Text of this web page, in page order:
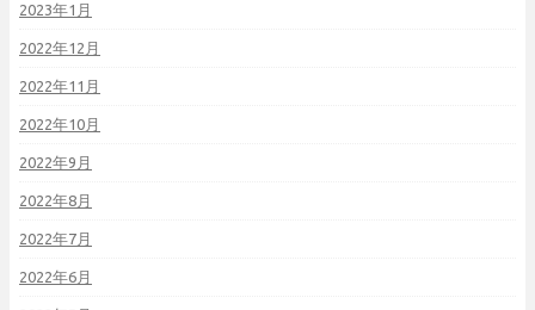
2023年1月
2022年12月
2022年11月
2022年10月
2022年9月
2022年8月
2022年7月
2022年6月